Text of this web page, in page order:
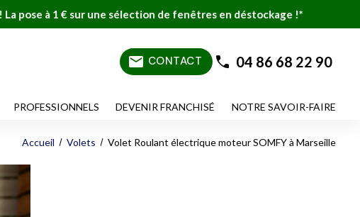
une sélection de fenêtres en déstockage !*
mail CONTACT 04 86 68 22 90
PROFESSIONNELS DEVENIR FRANCHISÉ NOTRE SAVOIR-FAIRE
Accueil Volets Volet Roulant électrique moteur SOMFY à Marseille